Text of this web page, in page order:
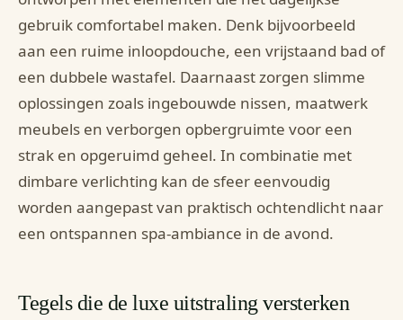
gebruik comfortabel maken. Denk bijvoorbeeld
aan een ruime inloopdouche, een vrijstaand bad of
een dubbele wastafel. Daarnaast zorgen slimme
oplossingen zoals ingebouwde nissen, maatwerk
meubels en verborgen opbergruimte voor een
strak en opgeruimd geheel. In combinatie met
dimbare verlichting kan de sfeer eenvoudig
worden aangepast van praktisch ochtendlicht naar
een ontspannen spa-ambiance in de avond.
Tegels die de luxe uitstraling versterken